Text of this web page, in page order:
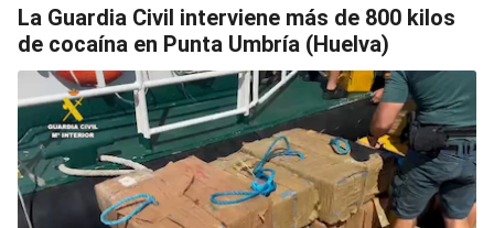
La Guardia Civil interviene más de 800 kilos
de cocaína en Punta Umbría (Huelva)